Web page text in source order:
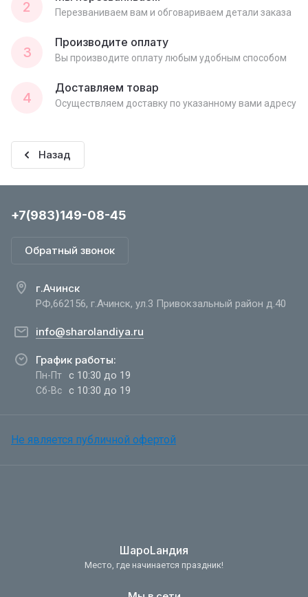
2 Перезваниваем вам и обговариваем детали заказа
3
Производите оплату
Вы производите оплату любым удобным способом
4
Доставляем товар
Осуществляем доставку по указанному вами адресу
Назад
+7(983)149-08-45
Обратный звонок
г.Ачинск
РФ,662156, г.Ачинск, ул.3 Привокзальный район д.40
info@sharolandiya.ru
График работы:
Пн-Пт с 10:30 до 19
Сб-Вс с 10:30 до 19
Не является публичной офертой
ШароLандия
Место, где начинается праздник!